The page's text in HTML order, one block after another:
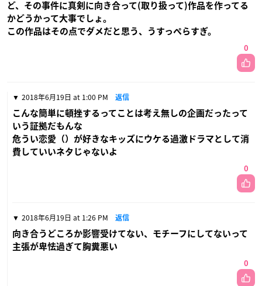
ど、その事件に真剣に向き合って(取り扱って)作品を作ってる
かどうかって大事でしょ。
この作品はその点でダメだと思う、うすっぺらすぎ。
0
2018年6月19日 at 1:00 PM 返信
こんな簡単に頓挫するってことは考え無しの企画だったって
いう証拠だもんな
危うい恋愛（）が好きなキッズにウケる過激ドラマとして消
費していいネタじゃないよ
0
2018年6月19日 at 1:26 PM 返信
向き合うどころか影響受けてない、モチーフにしてないって
主張が卑怯過ぎて胸糞悪い
0